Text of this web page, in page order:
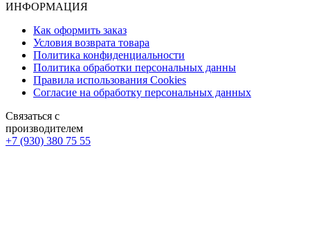
ИНФОРМАЦИЯ
Как оформить заказ
Условия возврата товара
Политика конфиденциальности
Политика обработки персональных данны
Правила использования Cookies
Согласие на обработку персональных данных
Связаться с
производителем
+7 (930) 380 75 55